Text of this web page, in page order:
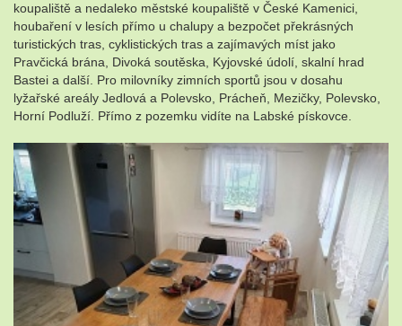
koupaliště a nedaleko městské koupaliště v České Kamenici,
houbaření v lesích přímo u chalupy a bezpočet překrásných
turistických tras, cyklistických tras a zajímavých míst jako
Pravčická brána, Divoká soutěska, Kyjovské údolí, skalní hrad
Bastei a další. Pro milovníky zimních sportů jsou v dosahu
lyžařské areály Jedlová a Polevsko, Prácheň, Mezičky, Polevsko,
Horní Podluží. Přímo z pozemku vidíte na Labské pískovce.